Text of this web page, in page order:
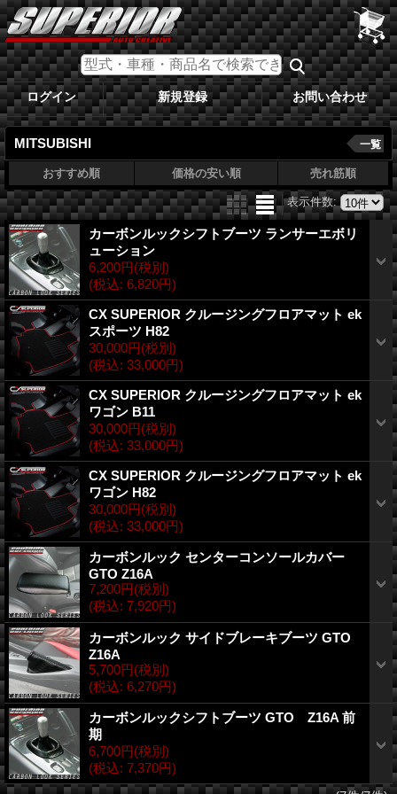
ログイン 新規登録 お問い合わせ
MITSUBISHI 一覧
おすすめ順 価格の安い順 売れ筋順
表示件数:
カーボンルックシフトブーツ ランサーエボリ
ューション
6,200円(税別)
(税込: 6,820円)
CX SUPERIOR クルージングフロアマット ek
スポーツ H82
30,000円(税別)
(税込: 33,000円)
CX SUPERIOR クルージングフロアマット ek
ワゴン B11
30,000円(税別)
(税込: 33,000円)
CX SUPERIOR クルージングフロアマット ek
ワゴン H82
30,000円(税別)
(税込: 33,000円)
カーボンルック センターコンソールカバー
GTO Z16A
7,200円(税別)
(税込: 7,920円)
カーボンルック サイドブレーキブーツ GTO
Z16A
5,700円(税別)
(税込: 6,270円)
カーボンルックシフトブーツ GTO Z16A 前
期
6,700円(税別)
(税込: 7,370円)